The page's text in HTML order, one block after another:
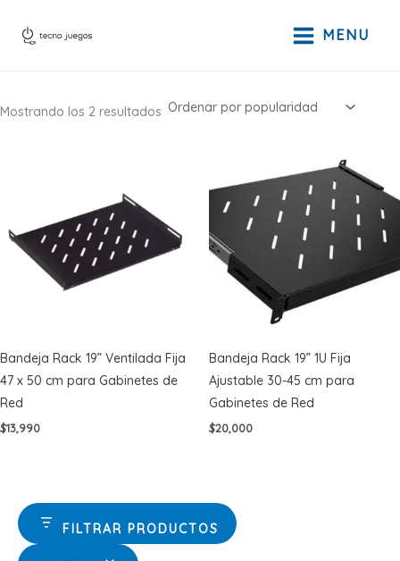
MENU
FILTRAR PRODUCTOS
Mostrando los 2 resultados Ordenado
Bandeja Rack 19” Ventilada Fija
47 x 50 cm para Gabinetes de
Red
$13,990
Bandeja Rack 19” 1U Fija
Ajustable 30-45 cm para
Gabinetes de Red
$20,000